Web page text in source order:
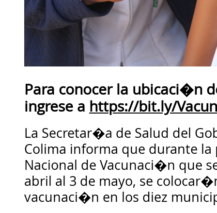
Para conocer la ubicaci�n
ingrese a https://bit.ly/
La Secretar�a de Salud del
Colima informa que durante la
Nacional de Vacunaci�n que
abril al 3 de mayo, se
vacunaci�n en los diez